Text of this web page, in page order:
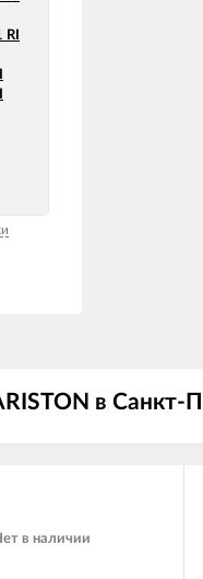
RI
в Санкт-
в наличии